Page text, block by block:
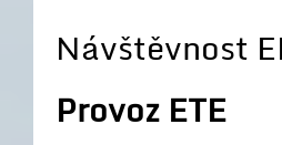
Návštěvnost
Provoz ETE